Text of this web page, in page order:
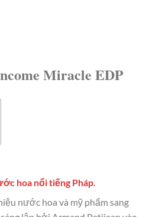
Miracle EDP
hoa nổi tiếng Pháp.
nước hoa và mỹ phẩm sang